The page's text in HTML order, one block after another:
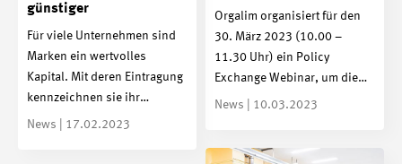
Orgalim organisiert für den
30. März 2023 (10.00 –
11.30 Uhr) ein Policy
Exchange Webinar, um die…
News | 10.03.2023
günstiger
Für viele Unternehmen sind
Marken ein wertvolles
Kapital. Mit deren Eintragung
kennzeichnen sie ihr…
News | 17.02.2023